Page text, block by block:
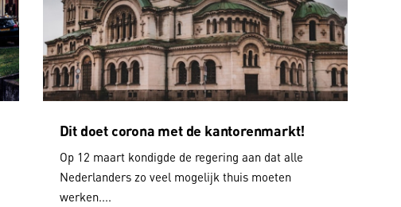
Dit doet corona met de kantorenmarkt!
Op 12 maart kondigde de regering aan dat alle
Nederlanders zo veel mogelijk thuis moeten
werken....